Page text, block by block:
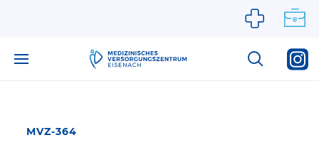
MVZ-364